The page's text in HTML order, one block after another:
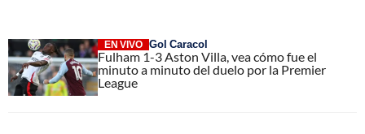
EN VIVO Gol Caracol
Fulham 1-3 Aston Villa, vea cómo fue el
minuto a minuto del duelo por la Premier
League